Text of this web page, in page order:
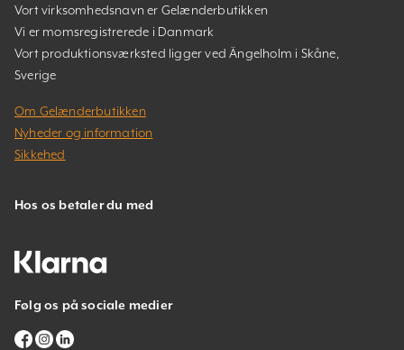
Vort virksomhedsnavn er Gelænderbutikken
Vi er momsregistrerede i Danmark
Vort produktionsværksted ligger ved Ängelholm i Skåne,
Sverige
Om Gelænderbutikken
Nyheder og information
Sikkehed
Hos os betaler du med
Følg os på sociale medier